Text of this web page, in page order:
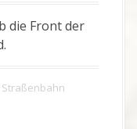
die Front der
Straßenbahn